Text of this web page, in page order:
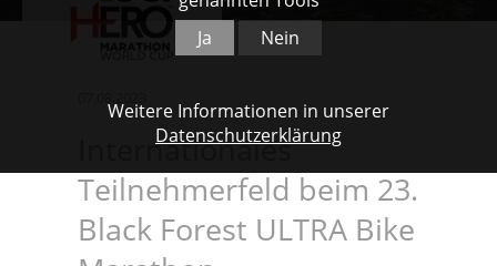
Internationales
Teilnehmerfeld beim 23.
Black Forest ULTRA Bike
Ja
Nein
Weitere Informationen in unserer
Datenschutzerklärung